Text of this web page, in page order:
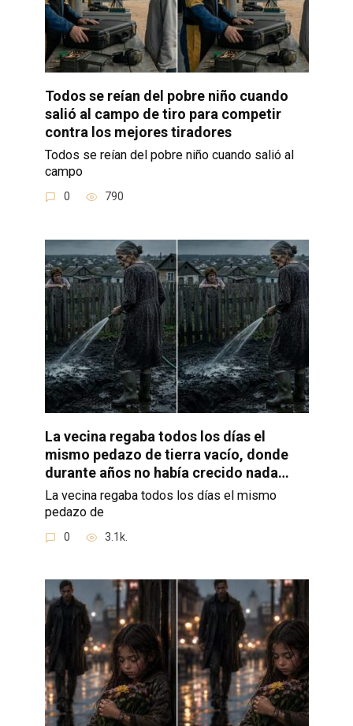
Todos se reían del pobre niño cuando
salió al campo de tiro para competir
contra los mejores tiradores
Todos se reían del pobre niño cuando salió al
campo
0 790
La vecina regaba todos los días el
mismo pedazo de tierra vacío, donde
durante años no había crecido nada…
La vecina regaba todos los días el mismo
pedazo de
0 3.1k.